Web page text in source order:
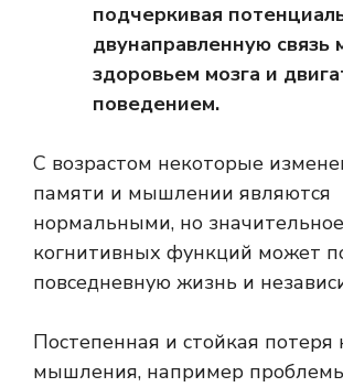
подчеркивая
двунаправленную связь
здоровьем мозга и
поведением.
С возрастом некоторые
памяти и мышлении являются
нормальными, но
когнитивных функций может
повседневную жизнь и
Постепенная и стойкая потеря
мышления, например